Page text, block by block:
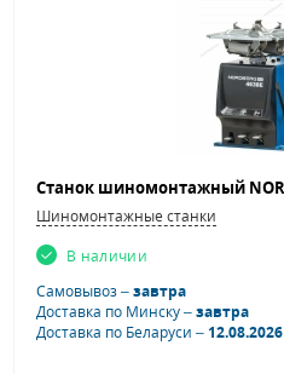
Шиномонтажные станки
В наличии
Самовывоз –завтра
Доставка по Минску –завтра
Доставка по Беларуси –12.08.2026